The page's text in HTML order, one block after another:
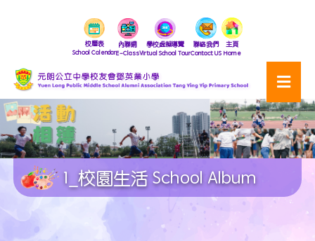
校曆表
School Calendar
內聯網
E-Class
學校虛擬導覽
Virtual School Tour
聯絡我們
Contact US
主頁
Home
1_校園生活 School Album